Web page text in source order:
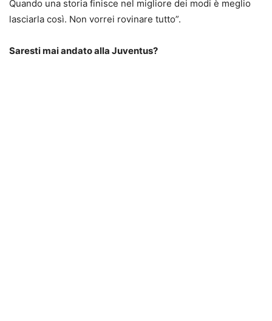
Quando una storia finisce nel migliore dei modi è meglio
lasciarla così. Non vorrei rovinare tutto”.
Saresti mai andato alla Juventus?